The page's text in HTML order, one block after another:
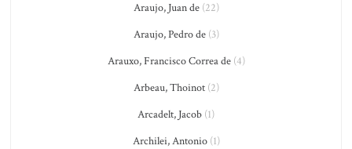
Araujo, Juan de(22)
Araujo, Pedro de(3)
Arauxo, Francisco Correa de(4)
Arbeau, Thoinot(2)
Arcadelt, Jacob (1)
Archilei, Antonio(1)